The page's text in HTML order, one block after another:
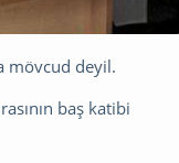
mövcud deyil.
baş katibi